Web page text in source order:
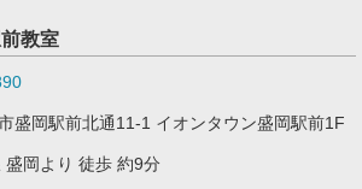
教室
盛岡駅前北通11-1 イオンタウン盛岡駅前1F
盛岡より 徒歩 約9分